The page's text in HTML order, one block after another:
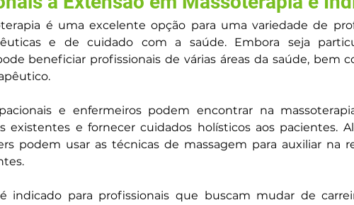
é uma excelente opção para uma variedade de
e de cuidado com a saúde. Embora seja
beneficiar profissionais de várias áreas da saúde, bem
e enfermeiros podem encontrar na
e fornecer cuidados holísticos aos pacientes.
podem usar as técnicas de massagem para auxiliar na
indicado para profissionais que buscam mudar de